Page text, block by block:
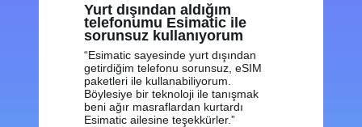
Yurt dışından aldığım
telefonumu Esimatic ile
sorunsuz kullanıyorum
Esimatic sayesinde yurt dışından
getirdiğim telefonu sorunsuz, eSIM
paketleri ile kullanabiliyorum.
Böylesiye bir teknoloji ile tanışmak
beni ağır masraflardan kurtardı
Esimatic ailesine teşekkürler.